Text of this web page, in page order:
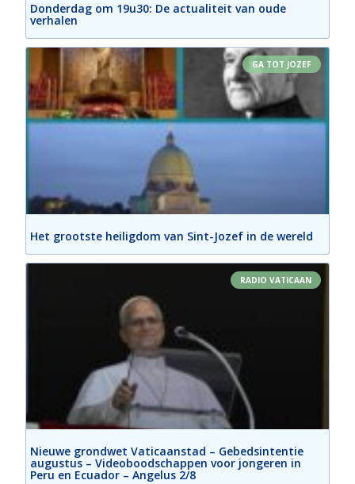
Donderdag om 19u30: De actualiteit van oude
verhalen
GA TOT JOZEF
Het grootste heiligdom van Sint-Jozef in de wereld
RADIO VATICAAN
Nieuwe grondwet Vaticaanstad – Gebedsintentie
augustus – Videoboodschappen voor jongeren in
Peru en Ecuador – Angelus 2/8